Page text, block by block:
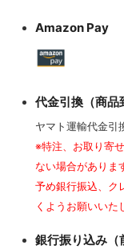
Amazon Pay
代金引換（商品
ヤマト運輸代金引
※特注、お取り寄
ない場合がありま
予め銀行振込、ク
くようお願いいた
銀行振り込み（